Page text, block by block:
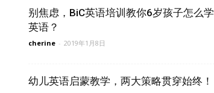
别焦虑，BiC英语培训教你6岁孩子怎么学
英语？
cherine - 2019年1月8日
幼儿英语启蒙教学，两大策略贯穿始终！